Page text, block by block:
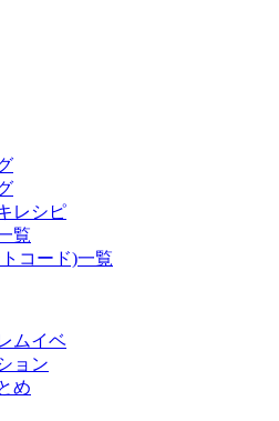
レシピ
覧
コード)一覧
ムイベ
ョン
め